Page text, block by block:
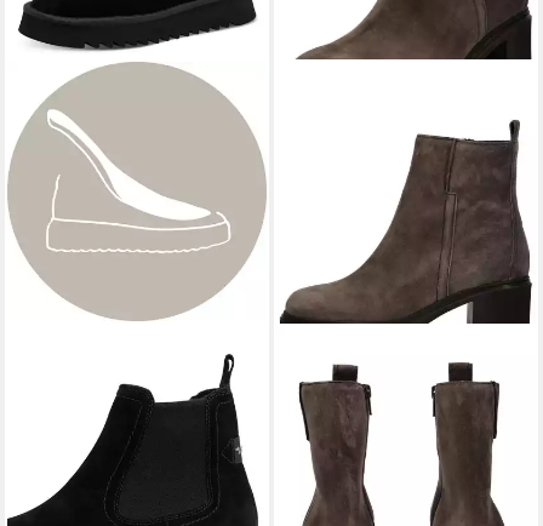
Schlupfboots für Damen,
Winterstiefelette mit
Stretcheinsatz
(69,95 €/ 1 Paar)
Veloursleder Stiefelette
ab 129,90 €
140,00 €
(129,90 €/ 1 Paar)
-7%